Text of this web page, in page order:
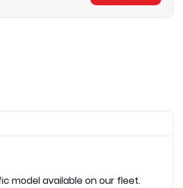
model available on our fleet.